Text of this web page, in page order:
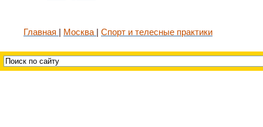
Главная Москва Спорт и телесные практики